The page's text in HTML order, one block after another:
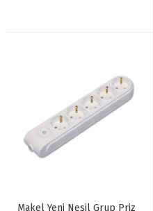
Makel Yeni Nesil Grup Priz